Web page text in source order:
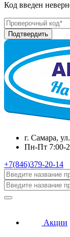
Код введен
г. Самара,
Пн-Пт 7:00-
+7(846)379-20-14
Акции